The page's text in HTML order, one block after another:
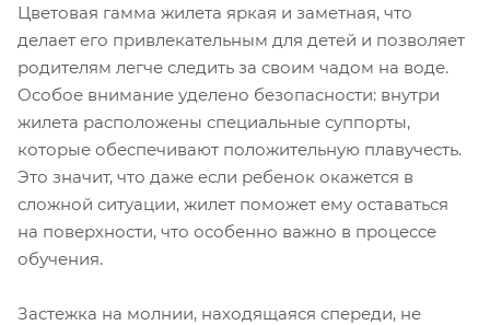
Цветовая гамма жилета яркая и заметная, что
делает его привлекательным для детей и позволяет
родителям легче следить за своим чадом на воде.
Особое внимание уделено безопасности: внутри
жилета расположены специальные суппорты,
которые обеспечивают положительную плавучесть.
Это значит, что даже если ребенок окажется в
сложной ситуации, жилет поможет ему оставаться
на поверхности, что особенно важно в процессе
обучения.
Застежка на молнии, находящаяся спереди, не